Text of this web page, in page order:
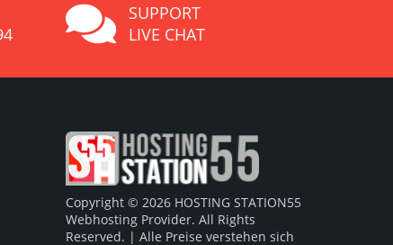
SUPPORT
LIVE CHAT
Copyright © 2026 HOSTING STATION55
Webhosting Provider. All Rights
Reserved. | Alle Preise verstehen sich